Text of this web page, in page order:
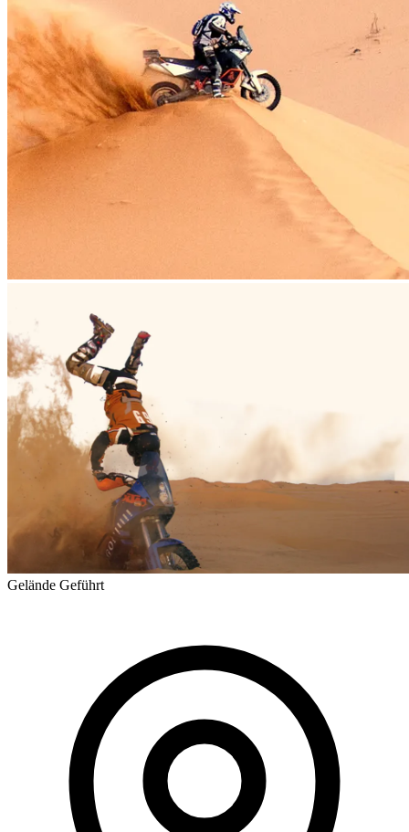
Gelände Geführt